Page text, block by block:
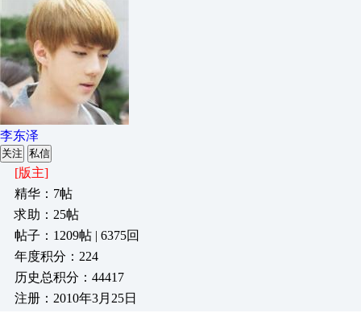
李东泽
关注 私信
[版主]
精华：7帖
求助：25帖
帖子：1209帖 | 6375回
年度积分：224
历史总积分：44417
注册：2010年3月25日